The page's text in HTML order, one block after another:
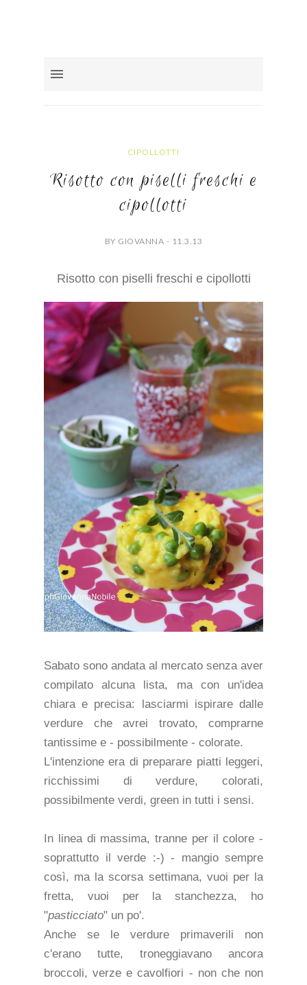
CIPOLLOTTI
Risotto con piselli freschi e
cipollotti
BY GIOVANNA - 11.3.13
Risotto con piselli freschi e cipollotti
Sabato sono andata al mercato senza aver
compilato alcuna lista, ma con un'idea
chiara e precisa: lasciarmi ispirare dalle
verdure che avrei trovato, comprarne
tantissime e - possibilmente - colorate.
L'intenzione era di preparare piatti leggeri,
ricchissimi di verdure, colorati,
possibilmente verdi, green in tutti i sensi.
In linea di massima, tranne per il colore -
soprattutto il verde :-) - mangio sempre
così, ma la scorsa settimana, vuoi per la
fretta, vuoi per la stanchezza, ho
"pasticciato" un po'.
Anche se le verdure primaverili non
c'erano tutte, troneggiavano ancora
broccoli, verze e cavolfiori - non che non